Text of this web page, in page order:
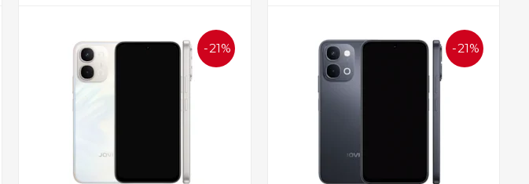
21% 21%